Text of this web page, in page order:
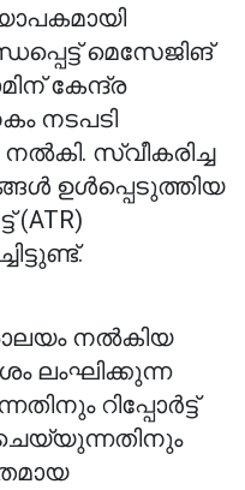
മെസേജിങ്
കേന്ദ്ര
നടപടി
സ്വീകരിച്ച
ഉൾപ്പെടുത്തിയ
(ATR)
നൽകിയ
ലംഘിക്കുന്ന
റിപ്പോർട്ട്